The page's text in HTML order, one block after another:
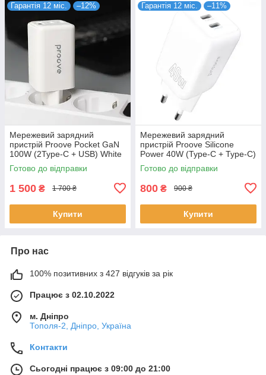
Гарантія 12 міс. –12%
Мережевий зарядний
пристрій Proove Pocket GaN
100W (2Type-C + USB) White
(WCPG10012202)
Готово до відправки
1 500 ₴ 1 700 ₴
Купити
Гарантія 12 міс. –11%
Мережевий зарядний
пристрій Proove Silicone
Power 40W (Type-C + Type-C)
White (WCSP4020002)
Готово до відправки
800 ₴ 900 ₴
Купити
Про нас
100% позитивних з 427 відгуків за рік
Працює з 02.10.2022
м. Дніпро
Тополя-2, Дніпро, Україна
Контакти
Сьогодні працює з 09:00 до 21:00